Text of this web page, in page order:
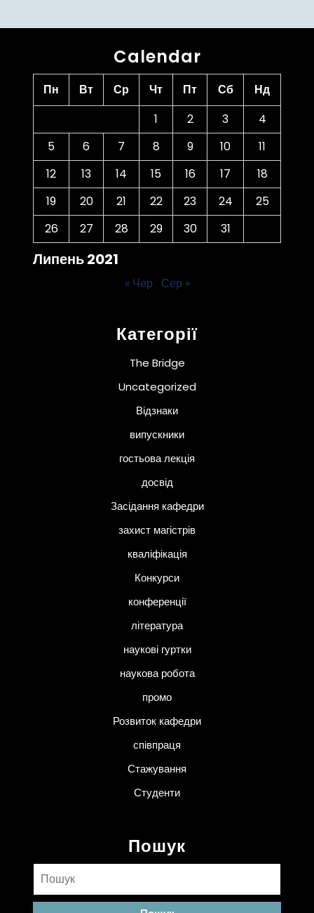
Calendar
Липень 2021
Пн Вт Ср Чт Пт Сб
Нд
1
2 3
4
5
6 7 8 9 10
11
12
13 14 15 16 17
18
19
20 21 22 23 24
25
26
27 28 29 30 31
« Чер Сер »
Категорії
The Bridge
Uncategorized
Відзнаки
випускники
гостьова лекція
досвід
Засідання кафедри
захист магістрів
кваліфікація
Конкурси
конференції
література
наукові гуртки
наукова робота
промо
Розвиток кафедри
співпраця
Стажування
Студенти
Пошук
Пошук: